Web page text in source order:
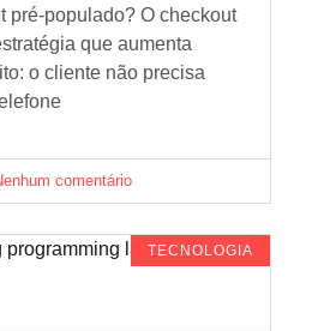
pré-populado? O checkout
que aumenta
o cliente não precisa
comentário
TECNOLOGIA